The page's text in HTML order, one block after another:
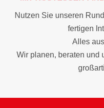
Nutzen Sie unseren
fertigen
Alles
Wir planen, beraten und